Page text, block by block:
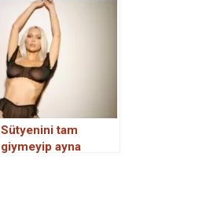
Sütyenini tam
giymeyip ayna